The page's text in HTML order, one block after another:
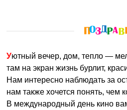
Уютный вечер, дом, тепло —
там на экран жизнь бурлит,
Нам интересно наблюдать за
нам также хочется понять, чем
В международный день кино